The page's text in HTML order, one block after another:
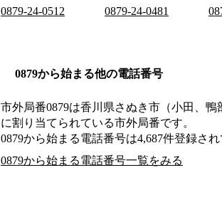
0879-24-0512
0879-24-0481
0879から始まる他の電話番号
市外局番0879は香川県さぬき市（小田、鴨
に割り当てられている市外局番です。
0879から始まる電話番号は4,687件登録され
0879から始まる電話番号一覧をみる